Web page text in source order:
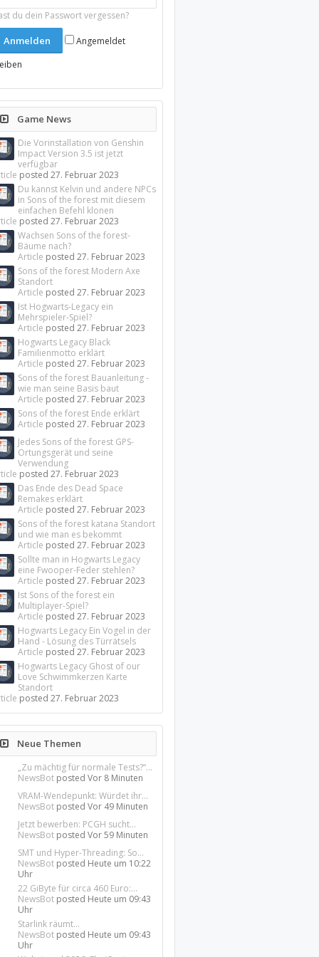
du dein Passwort vergessen?
Angemeldet
Game News
Die Vorinstallation von Genshin
Impact Version 3.5 ist jetzt
verfügbar
posted27. Februar 2023
Du kannst Kelvin und andere NPCs
in Sons of the forest mit diesem
einfachen Befehl klonen
posted27. Februar 2023
Wachsen Sons of the forest-
Bäume nach?
Article posted27. Februar 2023
Sons of the forest Modern Axe
Standort
Article posted27. Februar 2023
Ist Hogwarts-Legacy ein
Mehrspieler-Spiel?
Article posted27. Februar 2023
Hogwarts Legacy Black
Familienmotto erklärt
Article posted27. Februar 2023
Sons of the forest Bauanleitung -
wie man seine Basis baut
Article posted27. Februar 2023
Sons of the forest Ende erklärt
Article posted27. Februar 2023
Jedes Sons of the forest GPS-
Ortungsgerät und seine
Verwendung
posted27. Februar 2023
Das Ende des Dead Space
Remakes erklärt
Article posted27. Februar 2023
Sons of the forest katana Standort
und wie man es bekommt
Article posted27. Februar 2023
Sollte man in Hogwarts Legacy
eine Fwooper-Feder stehlen?
Article posted27. Februar 2023
Ist Sons of the forest ein
Multiplayer-Spiel?
Article posted27. Februar 2023
Hogwarts Legacy Ein Vogel in der
Hand - Lösung des Türrätsels
Article posted27. Februar 2023
Hogwarts Legacy Ghost of our
Love Schwimmkerzen Karte
Standort
posted27. Februar 2023
Neue Themen
„Zu mächtig für normale Tests?“...
NewsBot postedVor 8 Minuten
VRAM-Wendepunkt: Würdet ihr...
NewsBot postedVor 49 Minuten
Jetzt bewerben: PCGH sucht...
NewsBot postedVor 59 Minuten
SMT und Hyper-Threading: So...
NewsBot posted Heute um 10:22
Uhr
22 GiByte für circa 460 Euro:...
NewsBot posted Heute um 09:43
Uhr
Starlink räumt...
NewsBot posted Heute um 09:43
Uhr